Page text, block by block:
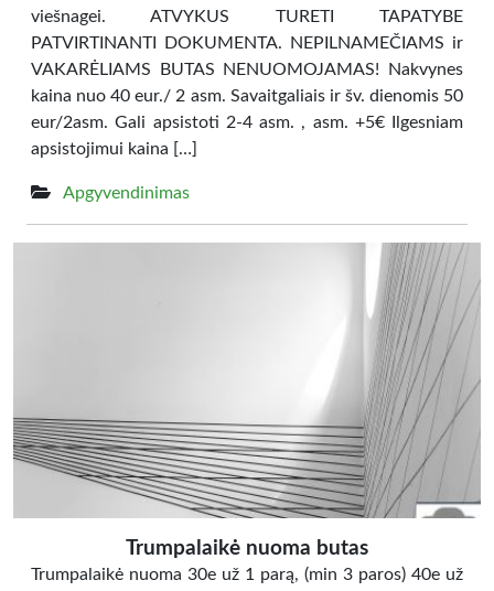
viešnagei. ATVYKUS TURETI TAPATYBE
PATVIRTINANTI DOKUMENTA. NEPILNAMEČIAMS ir
VAKARĖLIAMS BUTAS NENUOMOJAMAS! Nakvynes
kaina nuo 40 eur./ 2 asm. Savaitgaliais ir šv. dienomis 50
eur/2asm. Gali apsistoti 2-4 asm. , asm. +5€ Ilgesniam
apsistojimui kaina […]
Apgyvendinimas
Trumpalaikė nuoma butas
Trumpalaikė nuoma 30e už 1 parą, (min 3 paros) 40e už